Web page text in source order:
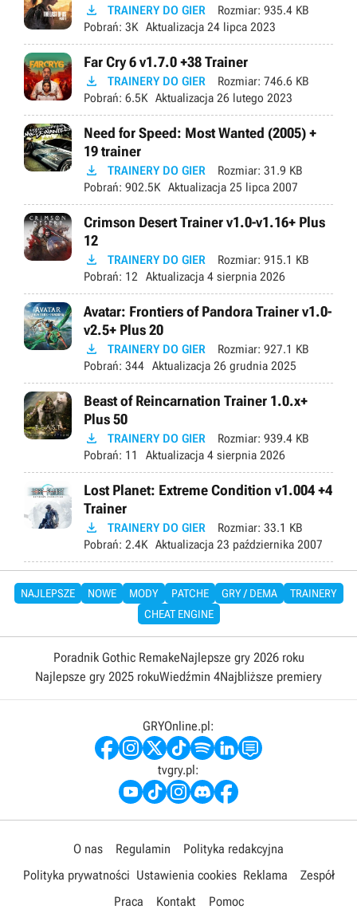
 TRAINERY DO GIER Rozmiar: 935.4 KB
Pobrań: 3K Aktualizacja 24 lipca 2023
Far Cry 6 v1.7.0 +38 Trainer
 TRAINERY DO GIER Rozmiar: 746.6 KB
Pobrań: 6.5K Aktualizacja 26 lutego 2023
Need for Speed: Most Wanted (2005) +
19 trainer
 TRAINERY DO GIER Rozmiar: 31.9 KB
Pobrań: 902.5K Aktualizacja 25 lipca 2007
Crimson Desert Trainer v1.0-v1.16+ Plus
12
 TRAINERY DO GIER Rozmiar: 915.1 KB
Pobrań: 12 Aktualizacja 4 sierpnia 2026
Avatar: Frontiers of Pandora Trainer v1.0-
v2.5+ Plus 20
 TRAINERY DO GIER Rozmiar: 927.1 KB
Pobrań: 344 Aktualizacja 26 grudnia 2025
Beast of Reincarnation Trainer 1.0.x+
Plus 50
 TRAINERY DO GIER Rozmiar: 939.4 KB
Pobrań: 11 Aktualizacja 4 sierpnia 2026
Lost Planet: Extreme Condition v1.004 +4
Trainer
 TRAINERY DO GIER Rozmiar: 33.1 KB
Pobrań: 2.4K Aktualizacja 23 października 2007
NAJLEPSZE NOWE MODY PATCHE GRY / DEMA
TRAINERY
CHEAT ENGINE
Poradnik Gothic RemakeNajlepsze gry 2026 roku
Najlepsze gry 2025 rokuWiedźmin 4Najbliższe premiery
GRYOnline.pl:
tvgry.pl:
O nas Regulamin
Polityka redakcyjna
Polityka prywatności Ustawienia cookies Reklama
Zespół
Praca
Kontakt Pomoc